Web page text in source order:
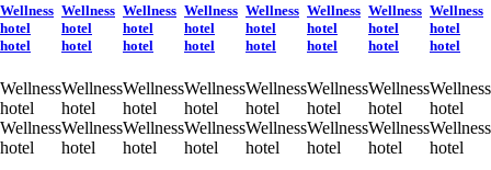
Wellness
hotel
hotel
Wellness
hotel
Wellness
hotel
Wellness
hotel
hotel
Wellness
hotel
Wellness
hotel
Wellness
hotel
hotel
Wellness
hotel
Wellness
hotel
Wellness
hotel
hotel
Wellness
hotel
Wellness
hotel
Wellness
hotel
hotel
Wellness
hotel
Wellness
hotel
Wellness
hotel
hotel
Wellness
hotel
Wellness
hotel
Wellness
hotel
hotel
Wellness
hotel
Wellness
hotel
Wellness
hotel
hotel
Wellness
hotel
Wellness
hotel